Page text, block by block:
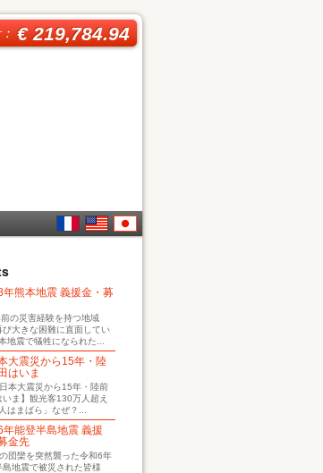
：€ 219,784.94
年熊本地震 義援金・募
の災害経験を持つ地域
び大きな困難に直面してい
地震で犠牲になられた...
大震災から15年・陸
はいま
本大震災から15年・陸前
いま】観光客130万人超え
はまばら」なぜ？...
年能登半島地震 義援
金先
団欒を突然襲った令和6年
島地震で被災された皆様